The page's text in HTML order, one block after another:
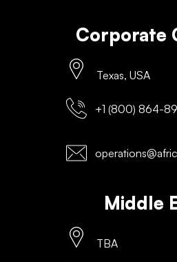
Corporate
Texas, USA
+1 (800) 864-
Middle
TBA